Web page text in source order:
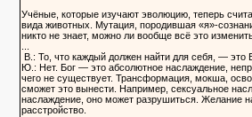
Учёные, которые изучают эволюцию, теперь
вида животных. Мутация, породившая «я»-
никто не знает, можно ли вообще всё это
В.: То, что каждый должен найти для себя, — это
Ю.: Нет. Бог — это абсолютное наслаждение,
чего не существует. Трансформация, мокша,
сможет это вынести. Например, сексуальное
наслаждение, оно может разрушиться. Желание
расстройство.